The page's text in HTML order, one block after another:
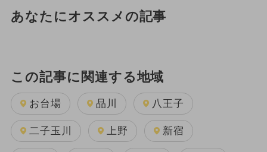
あなたにオススメの記事
この記事に関連する地域
お台場 品川 八王子
二子玉川 上野 新宿